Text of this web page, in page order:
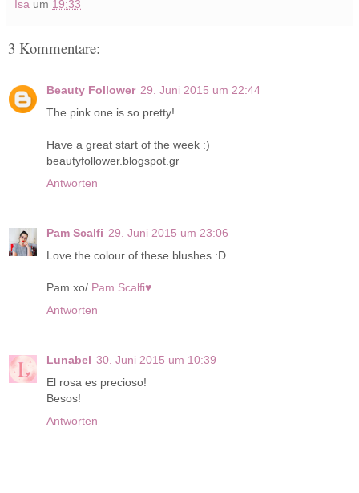
Isa um 19:33
3 Kommentare:
Beauty Follower 29. Juni 2015 um 22:44
The pink one is so pretty!
Have a great start of the week :)
beautyfollower.blogspot.gr
Antworten
Pam Scalfi 29. Juni 2015 um 23:06
Love the colour of these blushes :D
Pam xo/ Pam Scalfi♥
Antworten
Lunabel 30. Juni 2015 um 10:39
El rosa es precioso!
Besos!
Antworten